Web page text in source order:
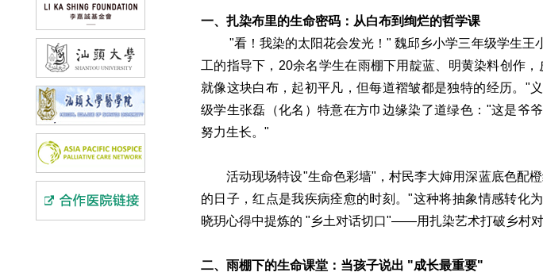
一、扎染布里的生命密码：从白布到绚烂的哲学课
"看！我染的太阳花会发光！" 魏邱乡小学三年级学生王
工的指导下，20余名学生在雨棚下用靛蓝、明黄染料创作
就像这块白布，起初平凡，但每道褶皱都是独特的经历。"
级学生张磊（化名）特意在方巾边缘染了道绿色："这是爷
努力生长。"
活动现场特设"生命色彩墙"，村民李大婶用深蓝底色配
的日子，红点是我疾病痊愈的时刻。"这种将抽象情感转化
晓玥心得中提炼的 "乡土对话切口"——用扎染艺术打破乡村对
二、雨棚下的生命课堂：当孩子说出 "成长最重要"